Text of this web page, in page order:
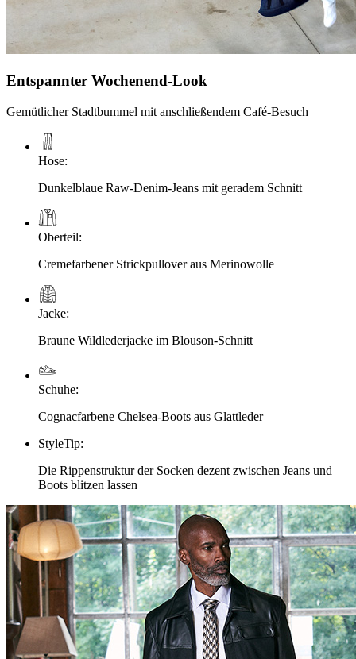
Entspannter Wochenend-Look
Gemütlicher Stadtbummel mit anschließendem Café-Besuch
Hose:
Dunkelblaue Raw-Denim-Jeans mit geradem Schnitt
Oberteil:
Cremefarbener Strickpullover aus Merinowolle
Jacke:
Braune Wildlederjacke im Blouson-Schnitt
Schuhe:
Cognacfarbene Chelsea-Boots aus Glattleder
StyleTip:
Die Rippenstruktur der Socken dezent zwischen Jeans und
Boots blitzen lassen